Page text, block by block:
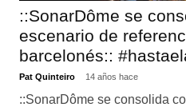
::SonarDôme se
escenario de
barcelonés::
Pat Quinteiro 14 años hace
::SonarDôme se consolida